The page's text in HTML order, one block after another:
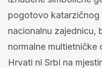
pogotovo katarzičnog
nacionalnu zajednicu,
normalne multietničke
Hrvati ni Srbi na